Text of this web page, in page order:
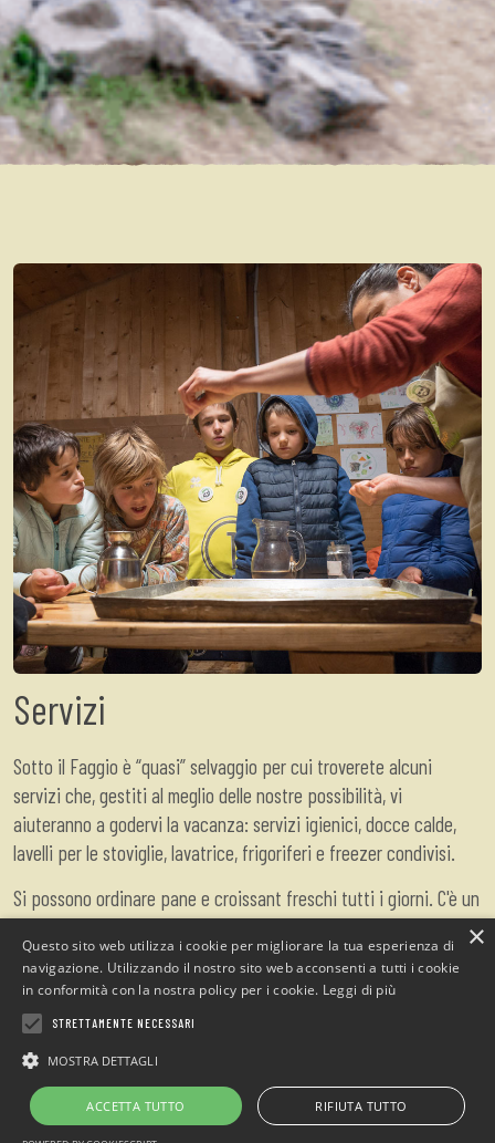
Servizi
Sotto il Faggio è “quasi” selvaggio per cui troverete alcuni
servizi che, gestiti al meglio delle nostre possibilità, vi
aiuteranno a godervi la vacanza: servizi igienici, docce calde,
lavelli per le stoviglie, lavatrice, frigoriferi e freezer condivisi.
Si possono ordinare pane e croissant freschi tutti i giorni. C'è un
piccolo bar ed è possibile cenare con noi tutte le sere.
Possiamo aiutarvi a scoprire le bellezze del Parco Naturale delle
Alpes Maritimes, non esitate a chiederci consigli ed
informazioni.
È ora possibile ricaricare le auto elettriche.
×
Questo sito web utilizza i cookie per migliorare la tua esperienza di
navigazione. Utilizzando il nostro sito web acconsenti a tutti i cookie
in conformità con la nostra policy per i cookie. Leggi di più
STRETTAMENTE NECESSARI
MOSTRA DETTAGLI
ACCETTA TUTTO RIFIUTA TUTTO